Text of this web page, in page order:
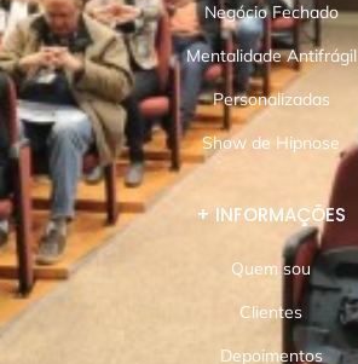
Negócio Fechado
Mentalidade Antifrágil
Personalizadas
Show de Hipnose
+ INFORMAÇÕES
Quem sou
Clientes
Depoimentos